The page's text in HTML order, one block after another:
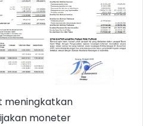
meningkatkan
moneter